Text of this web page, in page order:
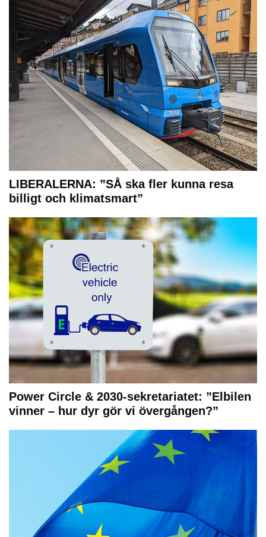
LIBERALERNA: ”SÅ ska fler kunna resa
billigt och klimatsmart”
Power Circle & 2030-sekretariatet: ”Elbilen
vinner – hur dyr gör vi övergången?”